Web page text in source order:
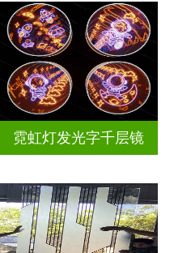
霓虹灯发光字千层镜